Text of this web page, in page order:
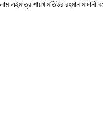
এইমাত্র শায়খ মতিউর রহমান